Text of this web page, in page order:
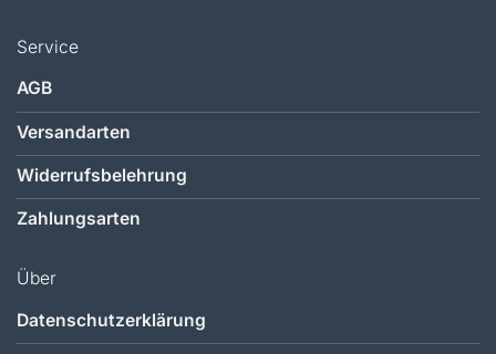
Service
AGB
Versandarten
Widerrufsbelehrung
Zahlungsarten
Über
Datenschutzerklärung